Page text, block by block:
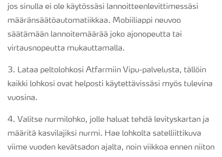
jos sinulla ei ole käytössäsi lannoitteenlevittimessäsi
määränsäätöautomatiikkaa. Mobiiliappi neuvoo
säätämään lannoitemäärää joko ajonopeutta tai
virtausnopeutta mukauttamalla.
3. Lataa peltolohkosi Atfarmiin Vipu-palvelusta, tällöin
kaikki lohkosi ovat helposti käytettävissäsi myös tulevina
vuosina.
4. Valitse nurmilohko, jolle haluat tehdä levityskartan ja
määritä kasvilajiksi nurmi. Hae lohkolta satelliittikuva
viime vuoden kevätsadon ajalta, noin viikkoa ennen niiton